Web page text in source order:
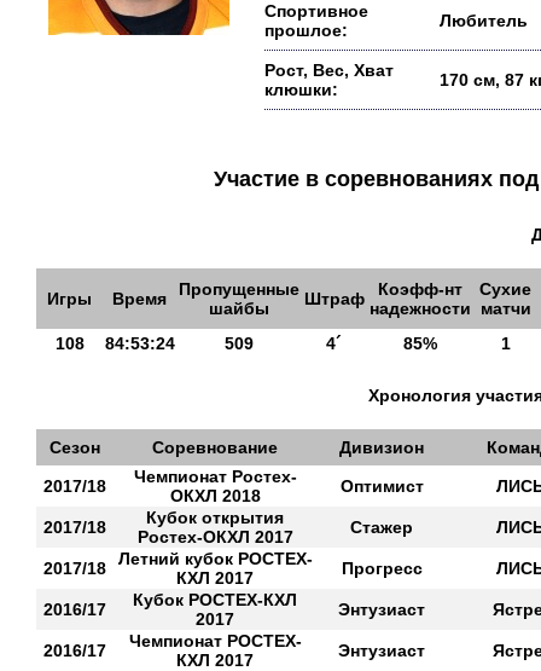
Спортивное
прошлое:
Любитель
Рост, Вес, Хват
клюшки:
170 см, 87
Участие в соревнованиях
Игры Время
Пропущенные
шайбы
Штраф
Коэфф-нт
надежности
Сухие
матчи
108
84:53:24 509 4´ 85% 1
Хронология
Сезон Соревнование Дивизион
2017/18
Чемпионат Ростех-
ОКХЛ 2018
Оптимист
2017/18
Кубок открытия
Ростех-ОКХЛ 2017
Стажер
2017/18
Летний кубок РОСТЕХ-
КХЛ 2017
Прогресс
2016/17
Кубок РОСТЕХ-КХЛ
2017
Энтузиаст
2016/17
Чемпионат РОСТЕХ-
КХЛ 2017
Энтузиаст